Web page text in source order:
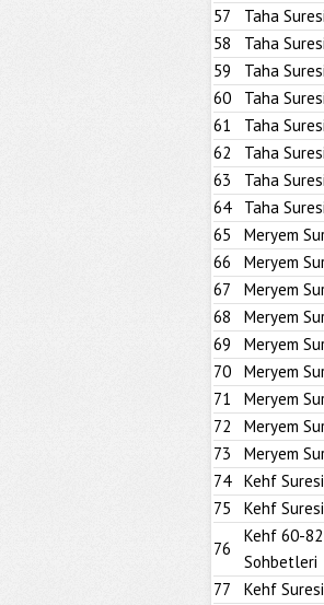
57
Taha
58
Taha
59
Taha
60
Taha
61
Taha
62
Taha
63
Taha
64
Taha
65
Meryem
66
Meryem
67
Meryem
68
Meryem
69
Meryem
70
Meryem
71
Meryem
72
Meryem
73
Meryem
74
Kehf
75
Kehf
76
Kehf 60-82
Sohbetleri
77
Kehf